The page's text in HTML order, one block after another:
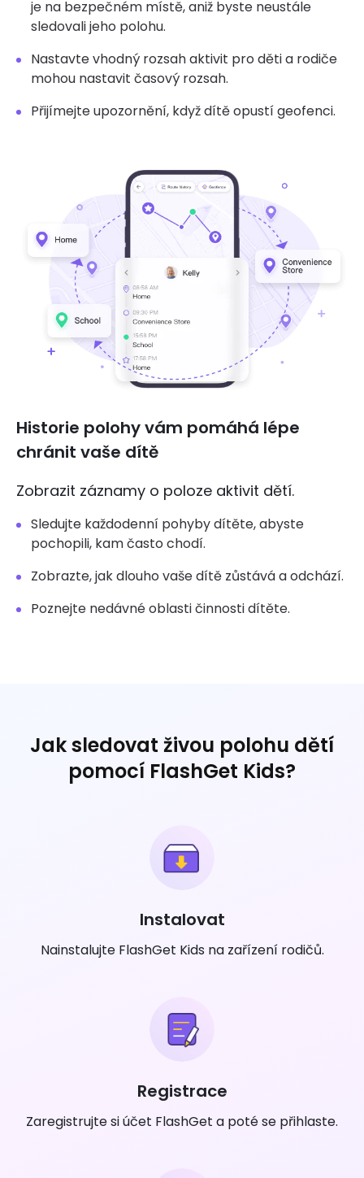
je na bezpečném místě, aniž byste neustále
sledovali jeho polohu.
Nastavte vhodný rozsah aktivit pro děti a rodiče
mohou nastavit časový rozsah.
Přijímejte upozornění, když dítě opustí geofenci.
Historie polohy vám pomáhá lépe
chránit vaše dítě
Zobrazit záznamy o poloze aktivit dětí.
Sledujte každodenní pohyby dítěte, abyste
pochopili, kam často chodí.
Zobrazte, jak dlouho vaše dítě zůstává a odchází.
Poznejte nedávné oblasti činnosti dítěte.
Jak sledovat živou polohu dětí
pomocí FlashGet Kids?
Instalovat
Nainstalujte FlashGet Kids na zařízení rodičů.
Registrace
Zaregistrujte si účet FlashGet a poté se přihlaste.